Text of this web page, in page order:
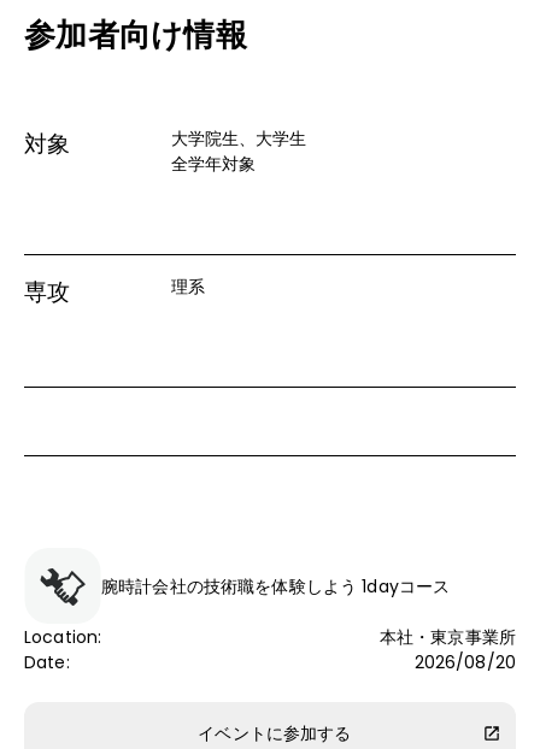
参加者向け情報
対象
大学院生、大学生
全学年対象
専攻 理系
腕時計会社の技術職を体験しよう 1dayコース
Location:
本社・東京事業所
Date: 2026/08/20
イベントに参加する